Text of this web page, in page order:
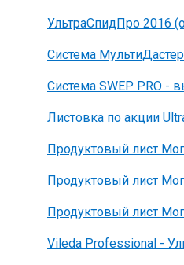
УльтраСпидПро 2016
Система
Система SWEP PRO -
Листовка по акции
Продуктовый лист
Продуктовый лист
Продуктовый лист
Vileda Professional -